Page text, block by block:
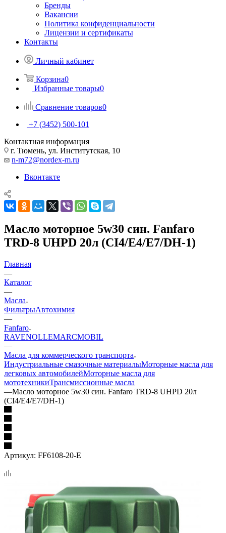
Бренды
Вакансии
Политика конфиденциальности
Лицензии и сертификаты
Контакты
Личный кабинет
Корзина0
Избранные товары0
Сравнение товаров0
+7 (3452) 500-101
Контактная информация
г. Тюмень, ул. Институтская, 10
n-m72@nordex-m.ru
Вконтакте
Масло моторное 5w30 син. Fanfaro
TRD-8 UHPD 20л (CI4/E4/E7/DH-1)
Главная
—
Каталог
—
Масла
ФильтрыАвтохимия
—
Fanfaro
RAVENOLLEMARCMOBIL
—
Масла для коммерческого транспорта
Индустриальные смазочные материалыМоторные масла для
легковых автомобилейМоторные масла для
мототехникиТрансмиссионные масла
—Масло моторное 5w30 син. Fanfaro TRD-8 UHPD 20л
(CI4/E4/E7/DH-1)
Артикул: FF6108-20-E